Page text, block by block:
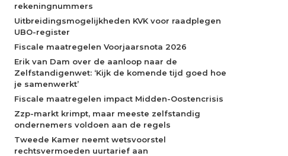
rekeningnummers
Uitbreidingsmogelijkheden KVK voor raadplegen
UBO-register
Fiscale maatregelen Voorjaarsnota 2026
Erik van Dam over de aanloop naar de
Zelfstandigenwet: ‘Kijk de komende tijd goed hoe
je samenwerkt’
Fiscale maatregelen impact Midden-Oostencrisis
Zzp-markt krimpt, maar meeste zelfstandig
ondernemers voldoen aan de regels
Tweede Kamer neemt wetsvoorstel
rechtsvermoeden uurtarief aan